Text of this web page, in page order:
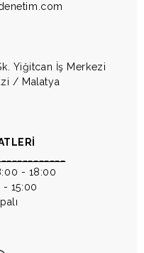
Yiğitcan İş Merkezi
/ Malatya
- 18:00
- 15:00